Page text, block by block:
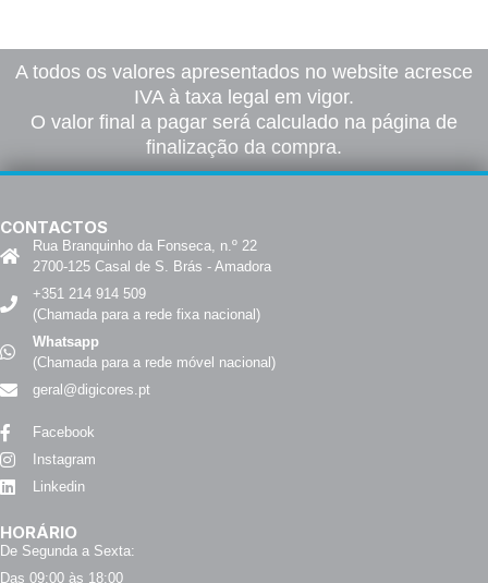
A todos os valores apresentados no website acresce
IVA à taxa legal em vigor.
O valor final a pagar será calculado na página de
finalização da compra.
CONTACTOS
Rua Branquinho da Fonseca, n.º 22
2700-125 Casal de S. Brás - Amadora
+351 214 914 509
(Chamada para a rede fixa nacional)
Whatsapp
(Chamada para a rede móvel nacional)
geral@digicores.pt
Facebook
Instagram
Linkedin
HORÁRIO
De Segunda a Sexta:
Das 09:00 às 18:00